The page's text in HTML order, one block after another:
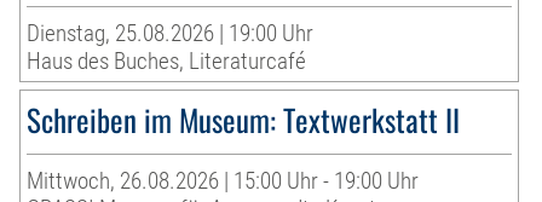
Dienstag, 25.08.2026 | 19:00 Uhr
Haus des Buches, Literaturcafé
Schreiben im Museum: Textwerkstatt II
Mittwoch, 26.08.2026 | 15:00 Uhr - 19:00 Uhr